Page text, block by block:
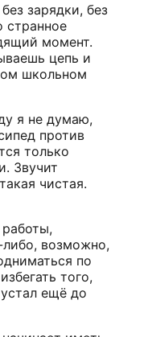
зарядки, без
странное
момент.
цепь и
школьном
я не думаю,
против
только
Звучит
чистая.
возможно,
по
того,
ещё до